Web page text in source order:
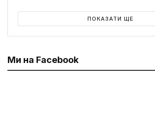
ПОКАЗАТИ ЩЕ
Ми на Facebook